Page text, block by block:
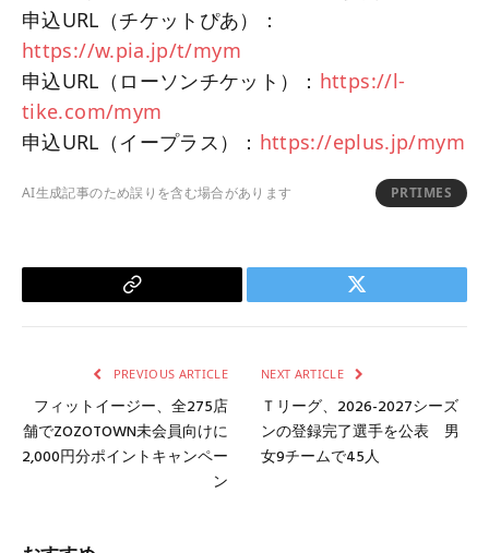
申込URL（チケットぴあ）：
https://w.pia.jp/t/mym
申込URL（ローソンチケット）： https://l-
tike.com/mym
申込URL（イープラス）： https://eplus.jp/mym
AI生成記事のため誤りを含む場合があります PRTIMES
Copy
Twitter
PREVIOUS ARTICLE
フィットイージー、全275店
舗でZOZOTOWN未会員向けに
2,000円分ポイントキャンペー
ン
NEXT ARTICLE
Ｔリーグ、2026-2027シーズ
ンの登録完了選手を公表 男
女9チームで45人